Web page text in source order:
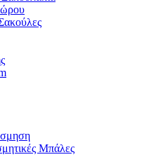
Μπάλες